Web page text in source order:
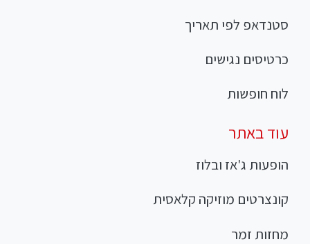
סטנדאפ לפי תאריך
כרטיסים נגישים
לוח חופשות
עוד באתר
הופעות ג'אז ובלוז
קונצרטים מוזיקה קלאסית
מחזות זמר